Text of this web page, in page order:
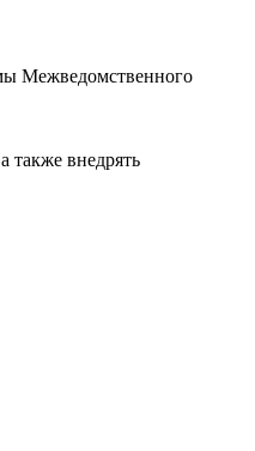
Межведомственного
также внедрять